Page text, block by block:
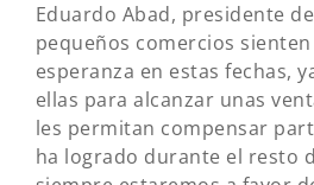
Eduardo Abad, presidente de
pequeños comercios
esperanza en estas fechas,
ellas para alcanzar unas
les permitan compensar
ha logrado durante el resto